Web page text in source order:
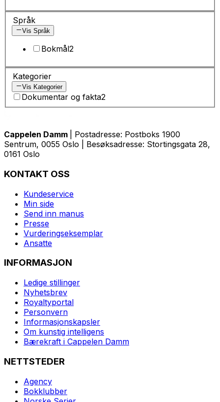
Språk
Vis Språk
Bokmål2
Kategorier
Vis Kategorier
Dokumentar og fakta2
Cappelen Damm
| Postadresse: Postboks 1900
Sentrum, 0055 Oslo | Besøksadresse: Stortingsgata 28,
0161 Oslo
KONTAKT OSS
Kundeservice
Min side
Send inn manus
Presse
Vurderingseksemplar
Ansatte
INFORMASJON
Ledige stillinger
Nyhetsbrev
Royaltyportal
Personvern
Informasjonskapsler
Om kunstig intelligens
Bærekraft i Cappelen Damm
NETTSTEDER
Agency
Bokklubber